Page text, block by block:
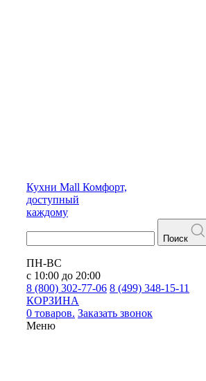
Кухни Mall Комфорт,
доступный
каждому
Поиск
ПН-ВС
с 10:00 до 20:00
8 (800) 302-77-06 8 (499) 348-15-11
КОРЗИНА
0 товаров. Заказать звонок
Меню